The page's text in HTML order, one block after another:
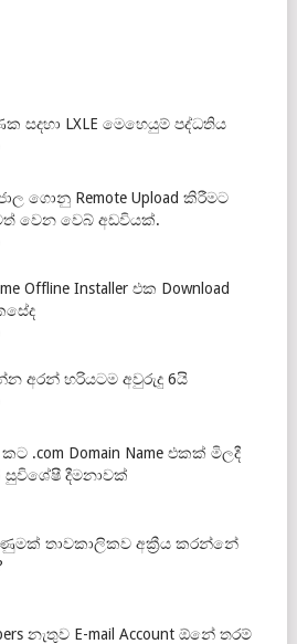
සදහා LXLE මෙහෙයුම් පද්ධතිය
ගොනු Remote Upload කිරීමට
වෙන වෙබ් අඩවියක්.
Offline Installer එක Download
අරන් හරියටම අවුරුදු 6යි
.com Domain Name එකක් මිලදී
සුවිශේෂී දීමනාවක්
තාවකාලිකව අක්‍රීය කරන්නේ
නැතුව E-mail Account ඕනේ තරම්